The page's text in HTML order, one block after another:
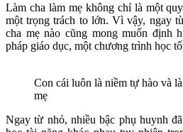
Làm cha làm mẹ không chỉ là một
một trọng trách to lớn. Vì vậy, ngay
cha mẹ nào cũng mong muốn định
pháp giáo dục, một chương trình học
Con cái luôn là niềm tự hào và
mẹ
Ngay từ nhỏ, nhiều bậc phụ huynh